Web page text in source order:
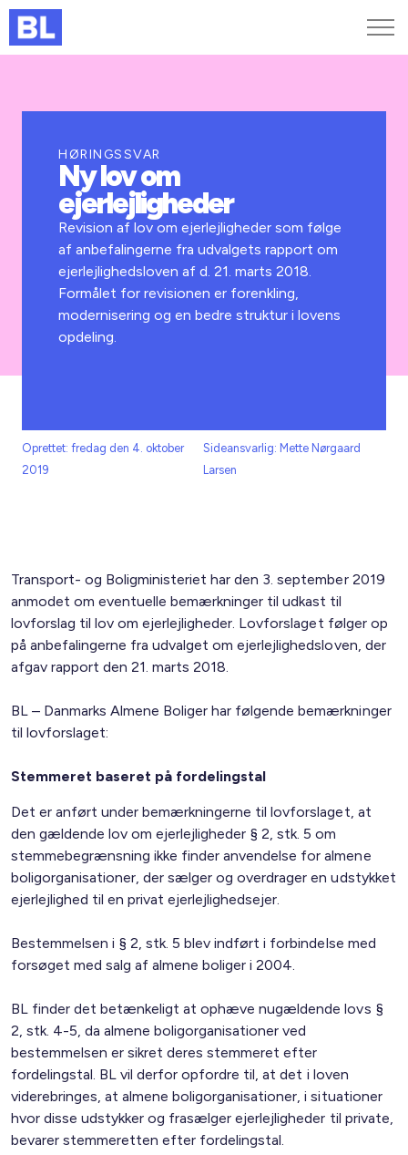
Kurser og arrangementer
Jobportalen
HØRINGSSVAR
Ny lov om
ejerlejligheder
Revision af lov om ejerlejligheder som følge
af anbefalingerne fra udvalgets rapport om
ejerlejlighedsloven af d. 21. marts 2018.
Formålet for revisionen er forenkling,
modernisering og en bedre struktur i lovens
opdeling.
Oprettet: fredag den 4. oktober
2019
Sideansvarlig: Mette Nørgaard
Larsen
Transport- og Boligministeriet har den 3. september 2019
anmodet om eventuelle bemærkninger til udkast til
lovforslag til lov om ejerlejligheder. Lovforslaget følger op
på anbefalingerne fra udvalget om ejerlejlighedsloven, der
afgav rapport den 21. marts 2018.
BL – Danmarks Almene Boliger har følgende bemærkninger
til lovforslaget:
Stemmeret baseret på fordelingstal
Det er anført under bemærkningerne til lovforslaget, at
den gældende lov om ejerlejligheder § 2, stk. 5 om
stemmebegrænsning ikke finder anvendelse for almene
boligorganisationer, der sælger og overdrager en udstykket
ejerlejlighed til en privat ejerlejlighedsejer.
Bestemmelsen i § 2, stk. 5 blev indført i forbindelse med
forsøget med salg af almene boliger i 2004.
BL finder det betænkeligt at ophæve nugældende lovs §
2, stk. 4-5, da almene boligorganisationer ved
bestemmelsen er sikret deres stemmeret efter
fordelingstal. BL vil derfor opfordre til, at det i loven
viderebringes, at almene boligorganisationer, i situationer
hvor disse udstykker og frasælger ejerlejligheder til private,
bevarer stemmeretten efter fordelingstal.